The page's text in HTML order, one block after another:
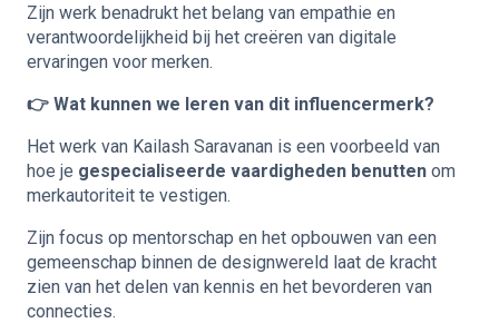
Zijn werk benadrukt het belang van empathie en
verantwoordelijkheid bij het creëren van digitale
ervaringen voor merken.
👉 Wat kunnen we leren van dit influencermerk?
Het werk van Kailash Saravanan is een voorbeeld van
hoe je gespecialiseerde vaardigheden benutten om
merkautoriteit te vestigen.
Zijn focus op mentorschap en het opbouwen van een
gemeenschap binnen de designwereld laat de kracht
zien van het delen van kennis en het bevorderen van
connecties.